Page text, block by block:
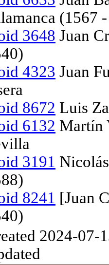
(1567
3648 Juan
4323 Juan
8672 Luis
6132 Martín
3191
8241 [Juan
2024-07-